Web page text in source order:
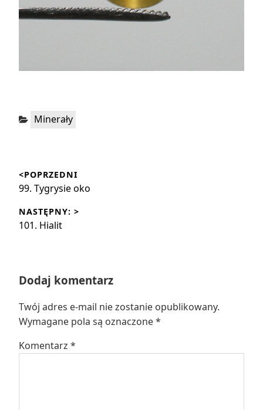
Kategorie:
Minerały
wpisu
<POPRZEDNI
Poprzedni
99. Tygrysie oko
NASTĘPNY: >
Następny
101. Hialit
Dodaj komentarz
Twój adres e-mail nie zostanie opublikowany.
Wymagane pola są oznaczone*
Komentarz *